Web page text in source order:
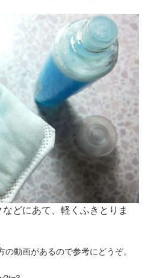
どにあて、軽くふきとりま
動画があるので参考にどうぞ。